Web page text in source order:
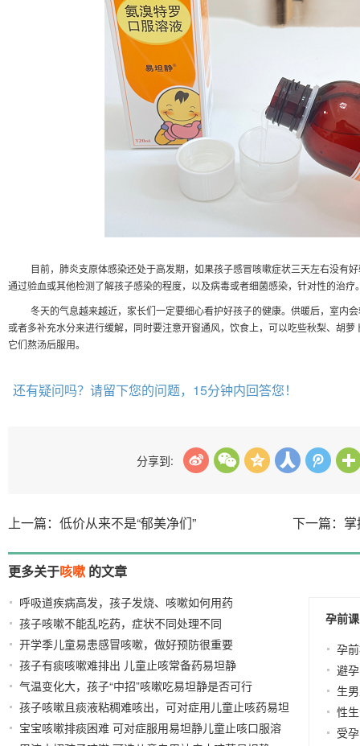
目前，肺炎支原体感染还处于高发期，如果孩子感冒咳嗽症状三天左右没有
通过验血或其他检测了解孩子感染的程度，以及病毒或者细菌感染，针对性的治疗
冬天的气息越来越近，家长们一定要细心看护好孩子的健康。供暖后，室内
或者多补充水分来进行缓解，同时要注意开窗通风，饮食上，可以吃些秋梨、胡萝
它们熬汤后服用。
还有疑问吗？请留下您的问题，15分钟内回答您！
分享到:
上一篇：低价从来不是“郁美净们” 下一篇：
更多关于咳嗽 的文章
呼吸道疾病高发，孩子发烧、咳嗽如何用药
孩子咳嗽不能乱吃药，症状不同处理不同
开学季儿童易患感冒咳嗽，做好预防很重要
孩子有痰咳嗽难排出 儿童止咳常备药易坦静
气温变化大，孩子“中招”咳嗽吃易坦静是否可行
04-26
孩子咳嗽且痰液粘稠难咳出，可对症用儿童止咳药易坦
静
2023-04-14
宝宝咳嗽排痰困难 可对症服用易坦静儿童止咳口服溶
孕前
孕
避孕
生
性
受孕